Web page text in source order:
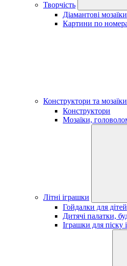
Творчість
Діамантові мозаїки
Картини по
Конструктори та мозаїки
Конструктори
Мозаїки,
Літні іграшки
Гойдалки для дітей
Дитячі палатки,
Іграшки для піску